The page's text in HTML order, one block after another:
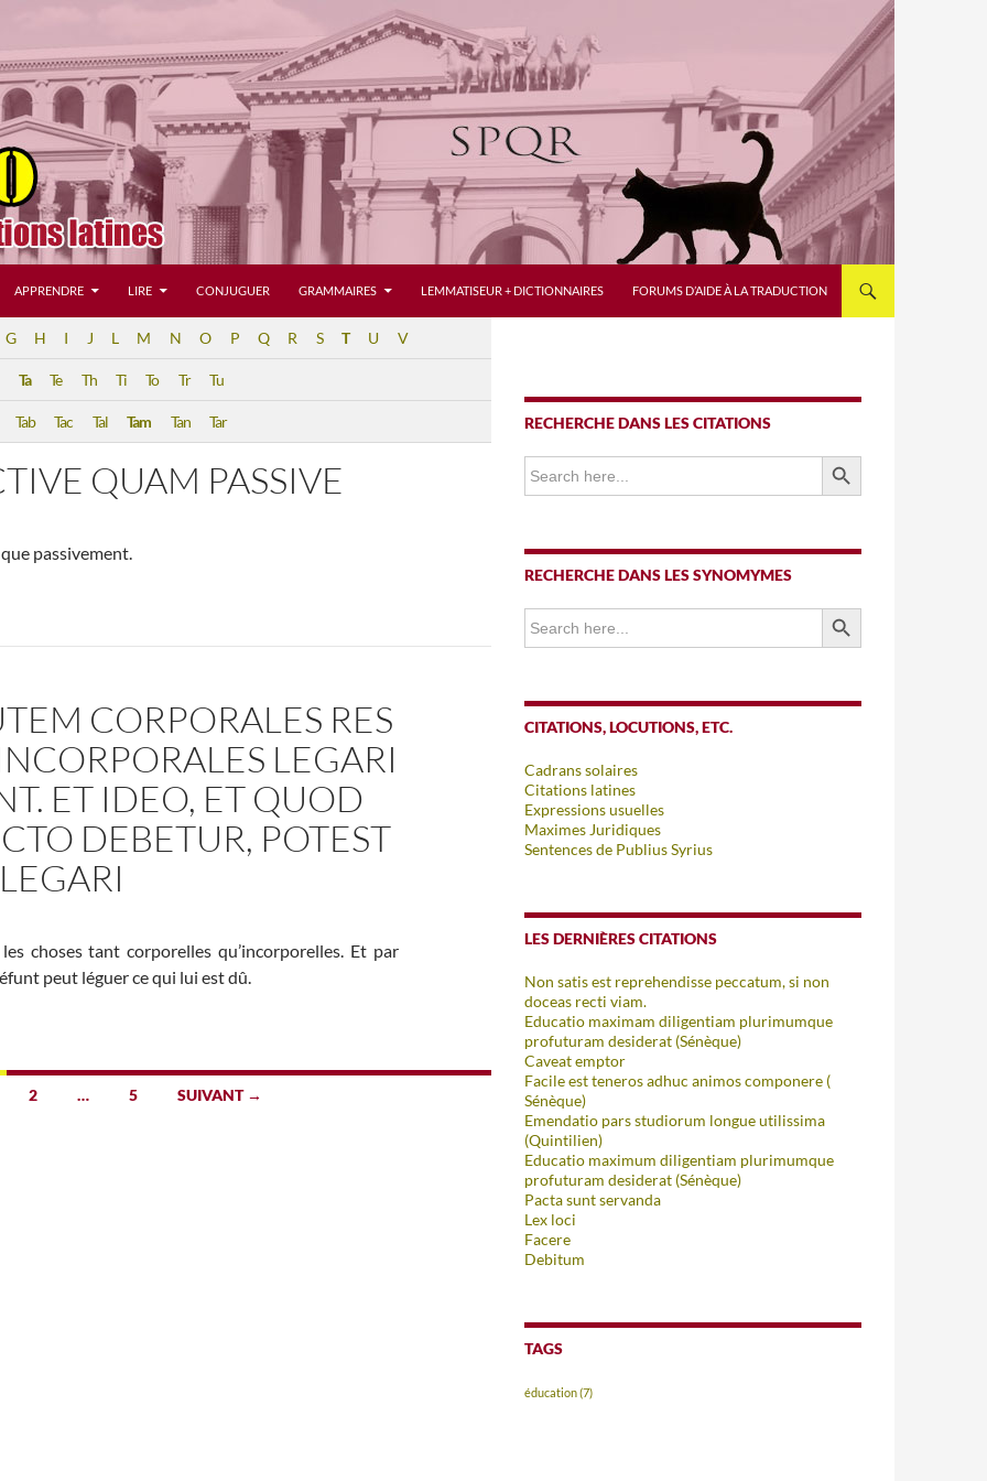
APPRENDRE LIRE CONJUGUER GRAMMAIRES LEMMATISEUR + DICTIONNAIRES FORUMS D’AIDE À LA TRADUCTION
G H I J L M N O P Q R S T U V
Ta Te Th Ti To Tr Tu
Tab Tac Tal Tam Tan Tar
QUAM PASSIVE
passivement.
CORPORALES RES
LEGARI
ET IDEO, ET QUOD
DEBETUR, POTEST
choses tant corporelles qu’incorporelles. Et par
peut léguer ce qui lui est dû.
2 … 5 SUIVANT →
RECHERCHE DANS LES CITATIONS
Search
for:
SEARCH BUTTON
RECHERCHE DANS LES SYNOMYMES
Search
for:
SEARCH BUTTON
CITATIONS, LOCUTIONS, ETC.
Cadrans solaires
Citations latines
Expressions usuelles
Maximes Juridiques
Sentences de Publius Syrius
LES DERNIÈRES CITATIONS
Non satis est reprehendisse peccatum, si non
doceas recti viam.
Educatio maximam diligentiam plurimumque
profuturam desiderat (Sénèque)
Caveat emptor
Facile est teneros adhuc animos componere (
Sénèque)
Emendatio pars studiorum longue utilissima
(Quintilien)
Educatio maximum diligentiam plurimumque
profuturam desiderat (Sénèque)
Pacta sunt servanda
Lex loci
Facere
Debitum
TAGS
éducation(7)